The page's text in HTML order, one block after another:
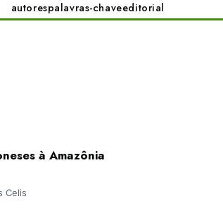
autorespalavras-chaveeditorial
à Amazônia
Celis